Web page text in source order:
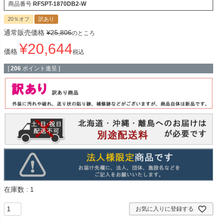
商品番号 RFSPT-1870DB2-W
20％オフ 訳あり
通常販売価格 ¥25,806のところ
価格 ¥20,644税込
[ 206 ポイント進呈 ]
在庫数 1
お気に入りに登録する